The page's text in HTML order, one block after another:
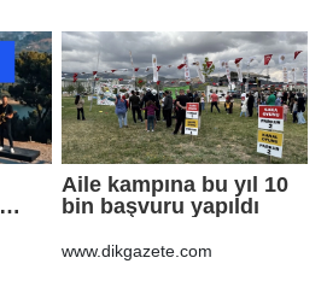
Aile kampına bu yıl 10
bin başvuru yapıldı
www.dikgazete.com